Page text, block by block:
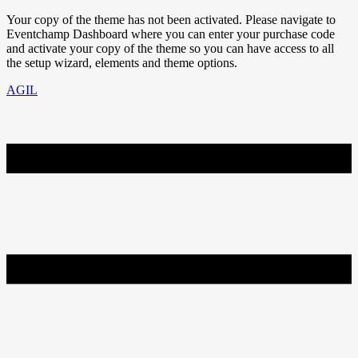
Your copy of the theme has not been activated. Please navigate to
Eventchamp Dashboard where you can enter your purchase code
and activate your copy of the theme so you can have access to all
the setup wizard, elements and theme options.
AGIL